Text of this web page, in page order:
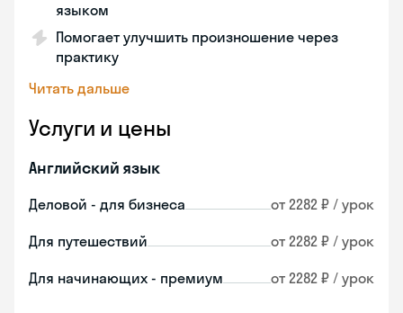
языком
Помогает улучшить произношение через
практику
Читать дальше
Услуги и цены
Английский язык
Деловой - для бизнеса от 2282 ₽ / урок
Для путешествий от 2282 ₽ / урок
Для начинающих - премиум от 2282 ₽ / урок